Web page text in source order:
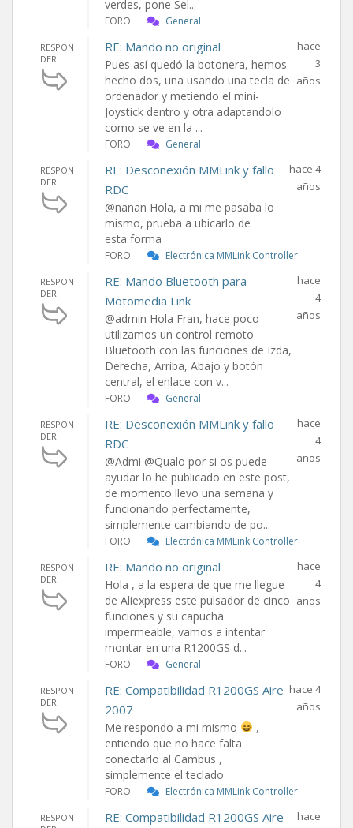
verdes, pone Sel...
FORO General
RESPON
DER
RE: Mando no original
Pues así quedó la botonera, hemos
hecho dos, una usando una tecla de
ordenador y metiendo el mini-
Joystick dentro y otra adaptandolo
como se ve en la ...
hace
3
años
FORO General
RESPON
DER
RE: Desconexión MMLink y fallo
RDC
@nanan Hola, a mi me pasaba lo
mismo, prueba a ubicarlo de
esta forma
hace 4
años
FORO Electrónica MMLink Controller
RESPON
DER
RE: Mando Bluetooth para
Motomedia Link
@admin Hola Fran, hace poco
utilizamos un control remoto
Bluetooth con las funciones de Izda,
Derecha, Arriba, Abajo y botón
central, el enlace con v...
hace
4
años
FORO General
RESPON
DER
RE: Desconexión MMLink y fallo
RDC
@Admi @Qualo por si os puede
ayudar lo he publicado en este post,
de momento llevo una semana y
funcionando perfectamente,
simplemente cambiando de po...
hace
4
años
FORO Electrónica MMLink Controller
RESPON
DER
RE: Mando no original
Hola , a la espera de que me llegue
de Aliexpress este pulsador de cinco
funciones y su capucha
impermeable, vamos a intentar
montar en una R1200GS d...
hace
4
años
FORO General
RESPON
DER
RE: Compatibilidad R1200GS Aire
2007
Me respondo a mi mismo
,
entiendo que no hace falta
conectarlo al Cambus ,
simplemente el teclado
hace 4
años
FORO Electrónica MMLink Controller
RESPON
RE: Compatibilidad R1200GS Aire
hace